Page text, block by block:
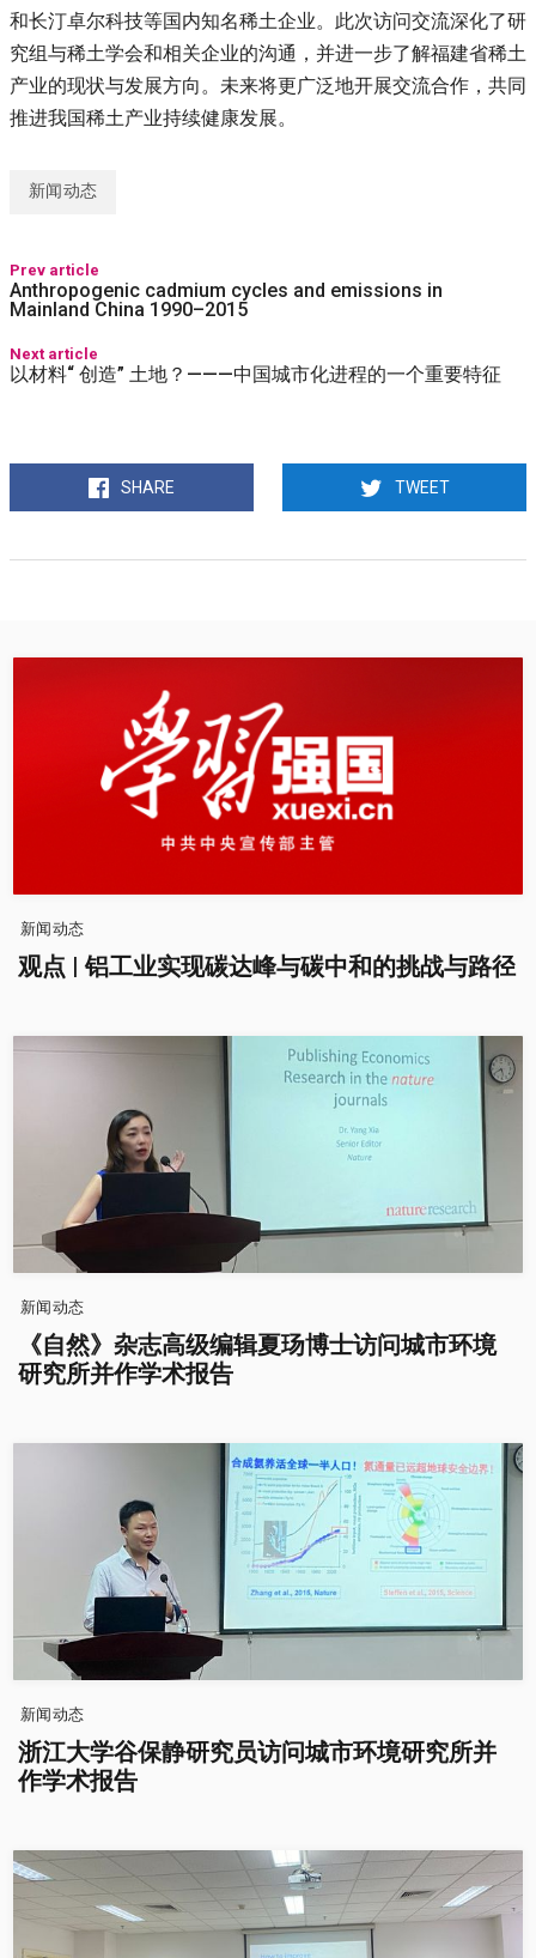
和长汀卓尔科技等国内知名稀土企业。此次访问交流深化了研
究组与稀土学会和相关企业的沟通，并进一步了解福建省稀土
产业的现状与发展方向。未来将更广泛地开展交流合作，共同
推进我国稀土产业持续健康发展。
新闻动态
Prev article
Anthropogenic cadmium cycles and emissions in
Mainland China 1990–2015
Next article
以材料“ 创造” 土地？———中国城市化进程的一个重要特征
SHARE TWEET
新闻动态
观点 | 铝工业实现碳达峰与碳中和的挑战与路径
新闻动态
《自然》杂志高级编辑夏玚博士访问城市环境
研究所并作学术报告
新闻动态
浙江大学谷保静研究员访问城市环境研究所并
作学术报告